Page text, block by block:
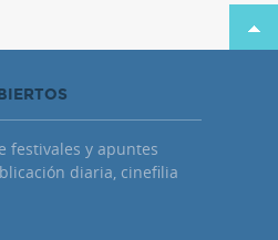
festivales y apuntes
diaria, cinefilia